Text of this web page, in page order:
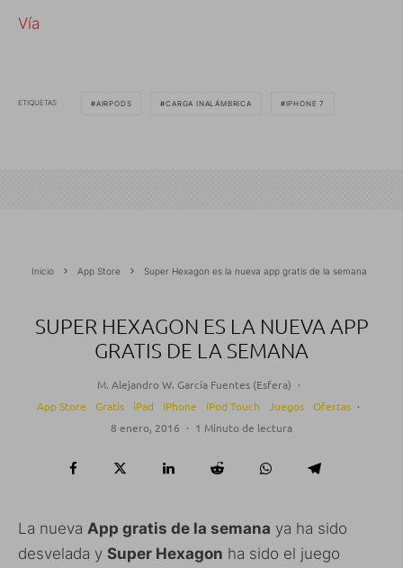
Vía
ETIQUETAS AIRPODS CARGA INALÁMBRICA IPHONE 7
Inicio App Store Super Hexagon es la nueva app gratis de la semana
SUPER HEXAGON ES LA NUEVA APP
GRATIS DE LA SEMANA
M. Alejandro W. García Fuentes (Esfera) ·
App Store
Gratis iPad iPhone iPod Touch Juegos Ofertas ·
8 enero, 2016 · 1 Minuto de lectura
La nueva App gratis de la semana ya ha sido
desvelada y Super Hexagon ha sido el juego